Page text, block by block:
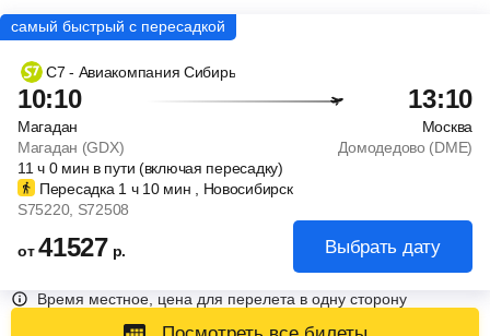
С7 - Авиакомпания Сибирь
10:10 13:10
Магадан
Москва
Магадан (GDX)
Домодедово (DME)
11ч0 мин в пути (включая пересадку)
Пересадка 1 ч10 мин , Новосибирск
S75220, S72508
от41527 р. Выбрать дату
Время местное, цена для перелета в одну сторону